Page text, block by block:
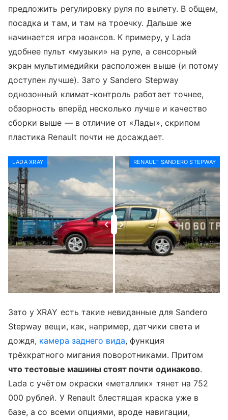
предложить регулировку руля по вылету. В общем,
посадка и там, и там на троечку. Дальше же
начинается игра нюансов. К примеру, у Lada
удобнее пульт «музыки» на руле, а сенсорный
экран мультимедийки расположен выше (и потому
доступен лучше). Зато у Sandero Stepway
однозонный климат-контроль работает точнее,
обзорность вперёд несколько лучше и качество
сборки выше — в отличие от «Лады», скрипом
пластика Renault почти не досаждает.
LADA XRAY RENAULT SANDERO STEPWAY
Зато у XRAY есть такие невиданные для Sandero
Stepway вещи, как, например, датчики света и
дождя, камера заднего вида, функция
трёхкратного мигания поворотниками. Притом
что тестовые машины стоят почти одинаково.
Lada с учётом окраски «металлик» тянет на 752
000 рублей. У Renault блестящая краска уже в
базе, а со всеми опциями, вроде навигации,